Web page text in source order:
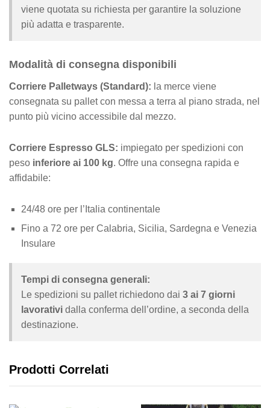
viene quotata su richiesta per garantire la soluzione
più adatta e trasparente.
Modalità di consegna disponibili
Corriere Palletways (Standard): la merce viene
consegnata su pallet con messa a terra al piano strada, nel
punto più vicino accessibile dal mezzo.
Corriere Espresso GLS: impiegato per spedizioni con
peso inferiore ai 100 kg. Offre una consegna rapida e
affidabile:
24/48 ore per l’Italia continentale
Fino a 72 ore per Calabria, Sicilia, Sardegna e Venezia
Insulare
Tempi di consegna generali:
Le spedizioni su pallet richiedono dai 3 ai 7 giorni
lavorativi dalla conferma dell’ordine, a seconda della
destinazione.
Prodotti Correlati